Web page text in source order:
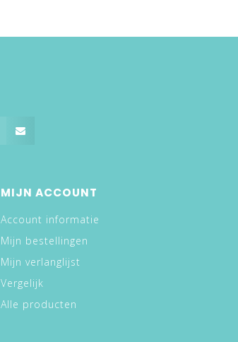
MIJN ACCOUNT
Account informatie
Mijn bestellingen
Mijn verlanglijst
Vergelijk
Alle producten